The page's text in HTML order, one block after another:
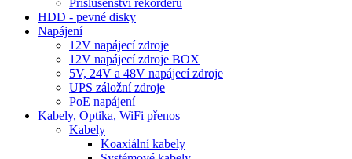
Příslušenství rekordérů
HDD - pevné disky
Napájení
12V napájecí zdroje
12V napájecí zdroje BOX
5V, 24V a 48V napájecí zdroje
UPS záložní zdroje
PoE napájení
Kabely, Optika, WiFi přenos
Kabely
Koaxiální kabely